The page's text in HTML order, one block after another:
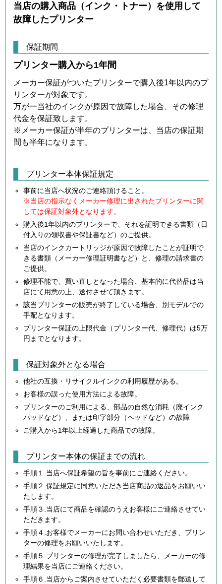
当店の購入商品（インク・トナー）を使用して
故障したプリンター
保証期間
プリンター購入から1年間
メーカー保証がついたプリンターで購入後1年以内のプ
リンターが対象です。
万が一当社のインクが原因で故障した場合、その修理
代金を保証致します。
※メーカー保証が半年のプリンターは、当店の保証期
間も半年になります。
プリンター本体保証規定
事前に当店へ状況のご連絡頂けること。
※当店の指示なくメーカー修理に出されたプリンターに関
しては保証対象外となります。
購入後1年以内のプリンターで、それを証明できる書類（日
付入りの領収書や保証書など）のご提供。
当店のインクカートリッジが原因で故障したことが証明で
きる書類（メーカー修理証明書など）と、修理の請求書の
ご提供。
修理不能で、買い直しとなった場合、基本的に代替品は当
店にて用意の上、送付させて頂きます。
該当プリンターの販売が終了している場合、別モデルでの
手配となります。
プリンター保証の上限代金（プリンター代、修理代）は5万
円までとなります。
保証対象外となる場合
他社の互換・リサイクルインクの利用履歴がある。
お客様の誤った使用方法による故障。
プリンターのご利用による、部品の自然な消耗（廃インク
パッドなど）、または印字部分（ヘッドなど）の故障
ご購入から1年以上経過した商品での故障。
プリンター本体の保証までの流れ
手順１.当店へ保証希望の旨を事前にご連絡ください。
手順２.保証規定に同意いただき当店商品の返品をお願いい
たします。
手順３.当店にて商品を確認のうえお客様にご連絡させてい
ただきます。
手順４.お客様でメーカーにお問い合わせいただき、プリン
ターの修理をお願いいたします。
手順５.プリンターの修理が完了しましたら、メーカーの修
理結果を当店にご連絡ください。
手順６.当店からご案内させていただく必要書類を郵送して